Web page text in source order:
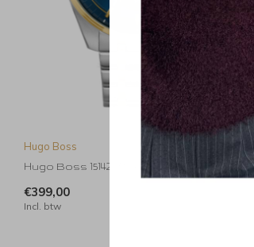
Hugo Boss
Hugo Boss 1514247 Skytraveller
€399,00
Incl. btw